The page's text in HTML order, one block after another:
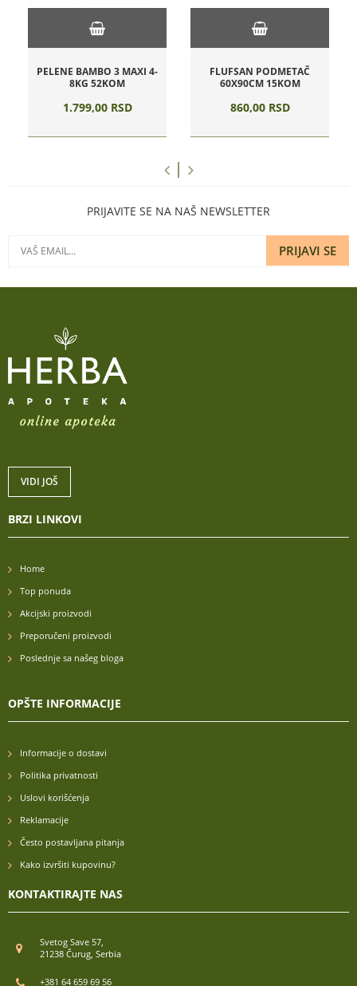
PELENE BAMBO 3 MAXI 4-
8KG 52KOM
1.799,00 RSD
FLUFSAN PODMETAČ
60X90CM 15KOM
860,00 RSD
PRIJAVITE SE NA NAŠ NEWSLETTER
PRIJAVI SE
VIDI JOŠ
BRZI LINKOVI
Home
Top ponuda
Akcijski proizvodi
Preporučeni proizvodi
Poslednje sa našeg bloga
OPŠTE INFORMACIJE
Informacije o dostavi
Politika privatnosti
Uslovi korišćenja
Reklamacije
Često postavljana pitanja
Kako izvršiti kupovinu?
KONTAKTIRAJTE NAS
Svetog Save 57,
21238 Čurug, Serbia
+381 64 659 69 56